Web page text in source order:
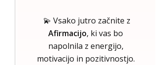
💫 Vsako jutro začnite z
Afirmacijo, ki vas bo
napolnila z energijo,
motivacijo in pozitivnostjo.